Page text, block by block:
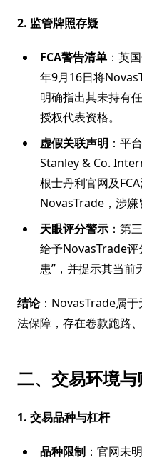
2. 监管牌照存疑
FCA警告清单 ：英
年9月16日将
明确指出其未持有
授权代表资格。
虚假关联声明 ：平
Stanley & Co.
根士丹利官网及
NovasTrade，涉嫌
天眼评分警示 ：第
给予NovasTrade评
患”，并提示其当前
结论：NovasTrade属
法保障，存在卷款跑路
二、交易环境
1. 交易品种与杠杆
品种限制 ：官网未